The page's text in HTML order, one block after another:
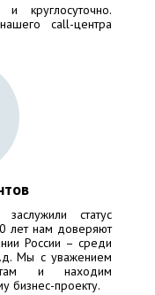
call-центра
статус
лет нам доверяют
России – среди
Мы с уважением
и находим
бизнес-проекту.